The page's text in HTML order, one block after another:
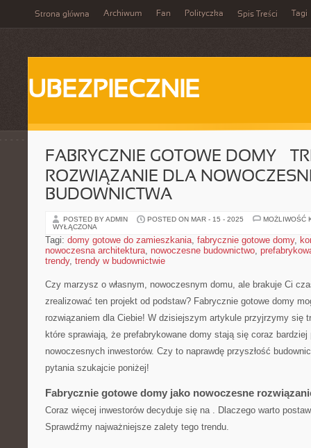
Strona główna Archiwum Fan Polityczka Spis Treści Tagi
UBEZPIECZNIE
FABRYCZNIE GOTOWE DOMY –
ROZWIĄZANIE DLA
BUDOWNICTWA
POSTED BY ADMIN POSTED ON MAR - 15 - 2025
MOŻLIWOŚĆ
WYŁĄCZONA
Tagi: domy gotowe do zamieszkania, fabrycznie gotowe domy,
nowoczesna architektura, nowoczesne budownictwo,
trendy, trendy w budownictwie
Czy⁤ marzysz ‌o własnym, nowoczesnym domu,⁢ ale brakuje Ci
zrealizować ten ‍projekt od podstaw? Fabrycznie ‍gotowe domy
⁣rozwiązaniem dla ​Ciebie! W dzisiejszym artykule przyjrzymy się
które ⁤sprawiają, że​ prefabrykowane‌ domy stają się coraz bardziej
nowoczesnych inwestorów.‍ Czy to naprawdę ⁤przyszłość
pytania szukajcie ⁣poniżej!
Fabrycznie gotowe ⁤domy⁢ jako nowoczesne
Coraz więcej‌ inwestorów decyduje się na⁢ . Dlaczego⁤ warto
Sprawdźmy ​najważniejsze⁢ zalety ‌tego trendu.